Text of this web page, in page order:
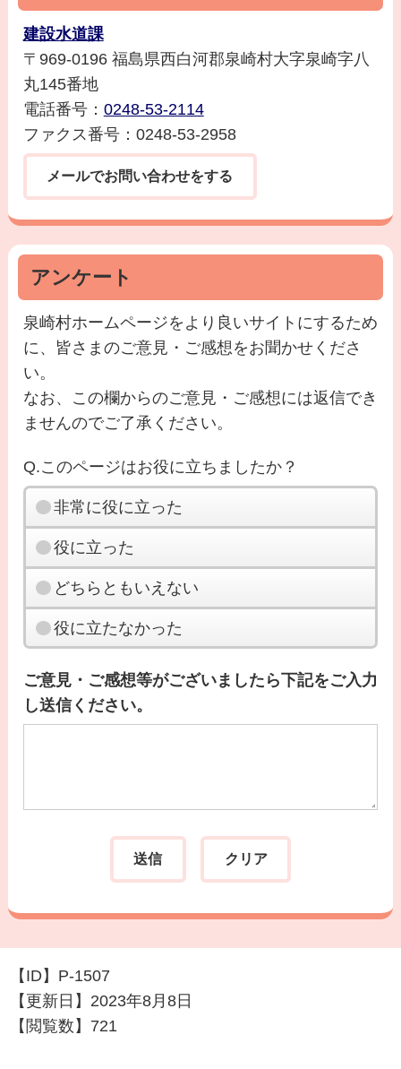
建設水道課
〒969-0196 福島県西白河郡泉崎村大字泉崎字八
丸145番地
電話番号： 0248-53-2114
ファクス番号：0248-53-2958
メールでお問い合わせをする
アンケート
泉崎村ホームページをより良いサイトにするため
に、皆さまのご意見・ご感想をお聞かせくださ
い。
なお、この欄からのご意見・ご感想には返信でき
ませんのでご了承ください。
Q.このページはお役に立ちましたか？
非常に役に立った
役に立った
どちらともいえない
役に立たなかった
ご意見・ご感想等がございましたら下記をご入力
し送信ください。
【ID】 P-1507
【更新日】 2023年8月8日
【閲覧数】 721